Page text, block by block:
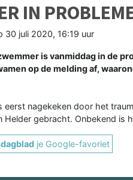
IN
30 juli 2020, 16:19 uur
is vanmiddag in de
op de melding af,
eerst nagekeken door het
Helder gebracht. Onbekend is
je Google-favoriet